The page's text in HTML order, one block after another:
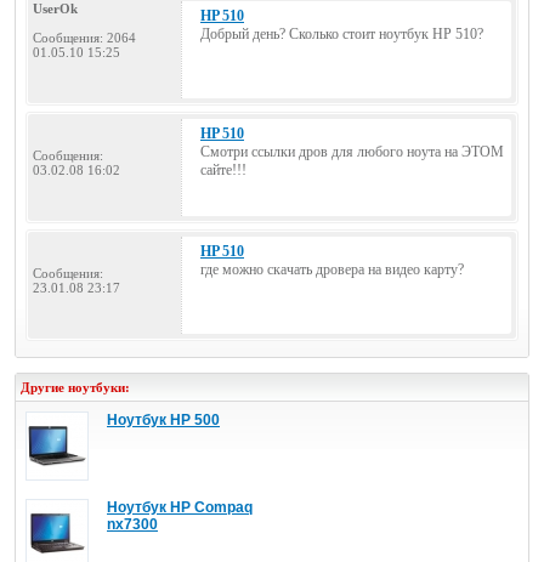
UserOk
Сообщения: 2064
01.05.10 15:25
HP 510
Добрый день? Сколько стоит ноутбук HP 510?
Сообщения:
03.02.08 16:02
HP 510
Смотри ссылки дров для любого ноута на ЭТОМ
сайте!!!
Сообщения:
23.01.08 23:17
HP 510
где можно скачать дровера на видео карту?
Другие ноутбуки:
Ноутбук HP 500
Ноутбук HP Compaq
nx7300